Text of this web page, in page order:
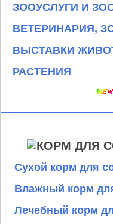
ЗООУСЛУГИ И
ВЕТЕРИНАРИЯ,
ВЫСТАВКИ
РАСТЕНИЯ
Сухой корм для
Влажный корм
Лечебный корм